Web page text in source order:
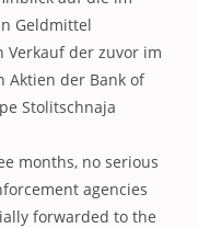
Geldmittel
der zuvor im
Aktien der Bank of
Stolitschnaja
months, no serious
agencies
forwarded to the